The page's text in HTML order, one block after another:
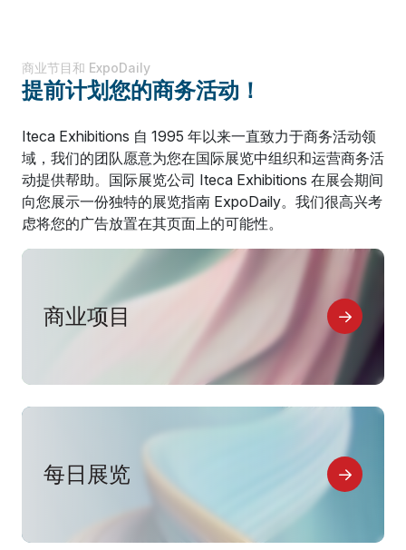
商业节目和 ExpoDaily
提前计划您的商务活动！
Iteca Exhibitions 自 1995 年以来一直致力于商务活动领
域，我们的团队愿意为您在国际展览中组织和运营商务活
动提供帮助。国际展览公司 Iteca Exhibitions 在展会期间
向您展示一份独特的展览指南 ExpoDaily。我们很高兴考
虑将您的广告放置在其页面上的可能性。
商业项目
每日展览